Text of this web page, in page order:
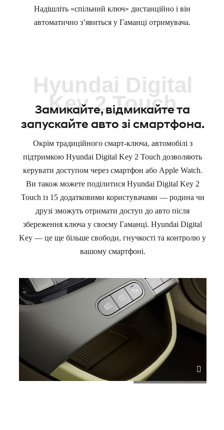
Надішліть «спільний ключ» дистанційно і він
автоматично з’явиться у Гаманці отримувача.
Hyundai Digital
Key 2 Touch
Замикайте, відмикайте та
запускайте авто зі смартфона.
Окрім традиційного смарт-ключа, автомобілі з
підтримкою Hyundai Digital Key 2 Touch дозволяють
керувати доступом через смартфон або Apple Watch.
Ви також можете поділитися Hyundai Digital Key 2
Touch із 15 додатковими користувачами — родина чи
друзі зможуть отримати доступ до авто після
збереження ключа у своєму Гаманці. Hyundai Digital
Key — це ще більше свободи, гнучкості та контролю у
вашому смартфоні.